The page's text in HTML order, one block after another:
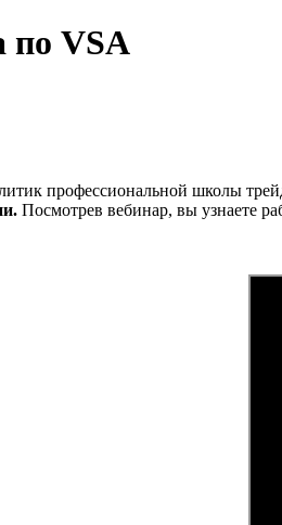
по VSA
профессиональной школы
Посмотрев вебинар, вы узнаете